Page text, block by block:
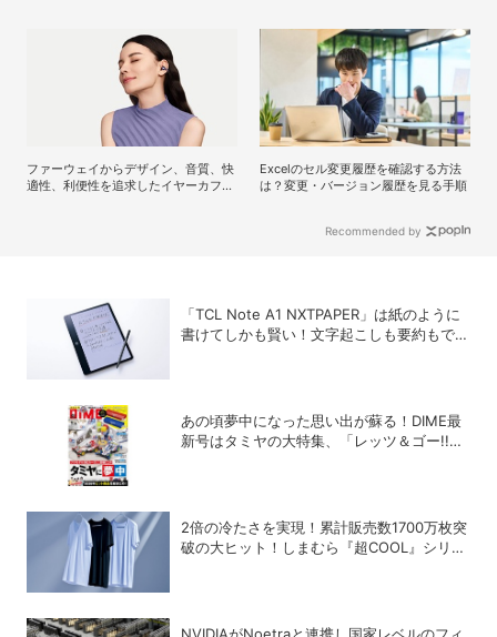
ファーウェイからデザイン、音質、快
適性、利便性を追求したイヤーカフ型
Excelのセル変更履歴を確認する方法
は？変更・バージョン履歴を見る手順
Recommended by
「TCL Note A1 NXTPAPER」は紙のように
書けてしかも賢い！文字起こしも要約もでき
あの頃夢中になった思い出が蘇る！DIME最
新号はタミヤの大特集、「レッツ＆ゴー!!」
2倍の冷たさを実現！累計販売数1700万枚突
破の大ヒット！しまむら『超COOL』シリー